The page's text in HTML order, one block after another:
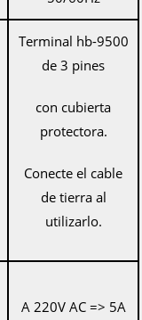
Terminal hb-9500
de 3 pines
con cubierta
protectora.
Conecte el cable
de tierra al
utilizarlo.
A 220V AC => 5A